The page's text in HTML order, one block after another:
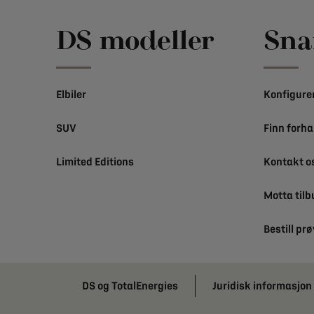
DS modeller
Elbiler
SUV
Limited Editions
Finn
Kontakt
Motta
Bestill
DS og TotalEnergies Juridisk informasjon